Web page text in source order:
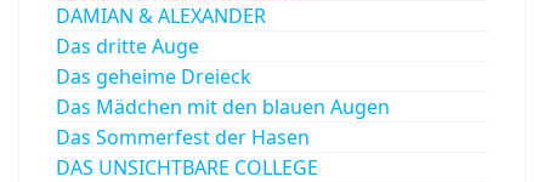
DAMIAN & ALEXANDER
Das dritte Auge
Das geheime Dreieck
Das Mädchen mit den blauen Augen
Das Sommerfest der Hasen
DAS UNSICHTBARE COLLEGE